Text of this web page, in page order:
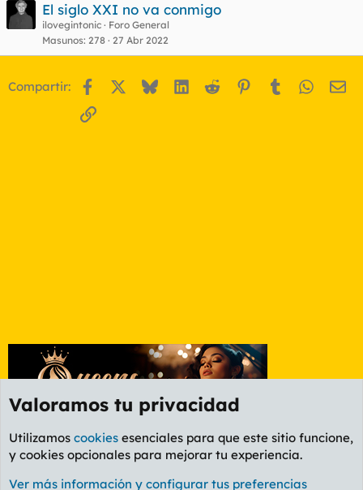
El siglo XXI no va conmigo
ilovegintonic
Foro General
Masunos 278 27 Abr 2022
Compartir: Facebook BlueskyLinkedIn
Reddit Pinterest
Tumblr
Enlace
Foro General
Valoramos tu privacidad
Utilizamos cookies esenciales para que este sitio funcione,
y cookies opcionales para mejorar tu experiencia.
Ver más información y configurar tus preferencias